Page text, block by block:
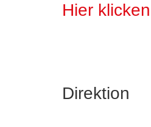
Hier
Direktion